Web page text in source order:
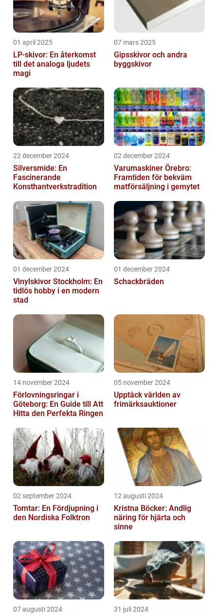
01 april 2025
LP-skivor: En återkomst
till det analoga ljudets
magi
07 mars 2025
Gipsskivor och andra
byggskivor
22 december 2024
Silversmide: En
Fascinerande
Konsthantverkstradition
02 december 2024
Varumaskiner Örebro:
Framtiden för bekväm
matförsäljning i gemytet
01 december 2024
Vinylskivor Stockholm: En
tidlös hobby i en modern
stad
01 december 2024
Schackbräden
14 november 2024
Förlovningsringar i
Göteborg: En Guide till Att
Hitta den Perfekta Ringen
05 november 2024
Upptäck världen av
frimärksauktioner
02 september 2024
Tomtar: En Fördjupning i
den Nordiska Folktron
12 augusti 2024
Kristna Böcker: Andlig
näring för hjärta och
sinne
07 augusti 2024 31 juli 2024